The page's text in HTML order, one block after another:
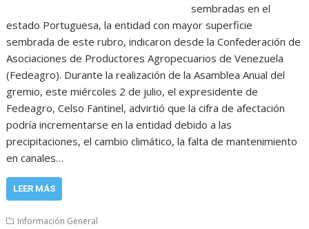
sembradas en el
estado Portuguesa, la entidad con mayor superficie
sembrada de este rubro, indicaron desde la Confederación de
Asociaciones de Productores Agropecuarios de Venezuela
(Fedeagro). Durante la realización de la Asamblea Anual del
gremio, este miércoles 2 de julio, el expresidente de
Fedeagro, Celso Fantinel, advirtió que la cifra de afectación
podría incrementarse en la entidad debido a las
precipitaciones, el cambio climático, la falta de mantenimiento
en canales…
LEER MÁS
Información General